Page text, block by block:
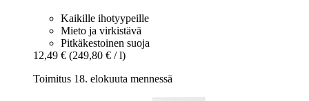
Kaikille ihotyypeille
Mieto ja virkistävä
Pitkäkestoinen suoja
12,49 € (249,80 € / l)
Toimitus 18. elokuuta mennessä